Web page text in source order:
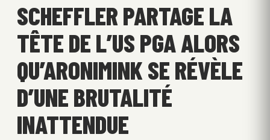
SCHEFFLER PARTAGE LA
TÊTE DE L’US PGA ALORS
QU’ARONIMINK SE RÉVÈLE
D’UNE BRUTALITÉ
INATTENDUE